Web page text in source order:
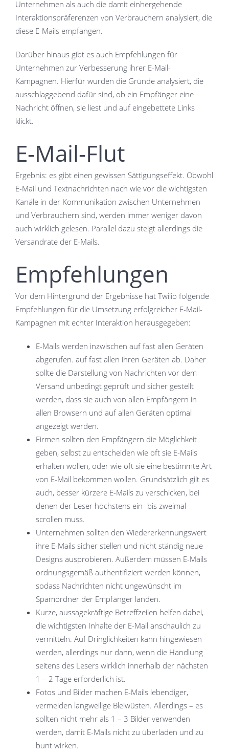
Unternehmen als auch die damit einhergehende
Interaktionspräferenzen von Verbrauchern analysiert, die
diese E-Mails empfangen.
Darüber hinaus gibt es auch Empfehlungen für
Unternehmen zur Verbesserung ihrer E-Mail-
Kampagnen. Hierfür wurden die Gründe analysiert, die
ausschlaggebend dafür sind, ob ein Empfänger eine
Nachricht öffnen, sie liest und auf eingebettete Links
klickt.
E-Mail-Flut
Ergebnis: es gibt einen gewissen Sättigungseffekt. Obwohl
E-Mail und Textnachrichten nach wie vor die wichtigsten
Kanäle in der Kommunikation zwischen Unternehmen
und Verbrauchern sind, werden immer weniger davon
auch wirklich gelesen. Parallel dazu steigt allerdings die
Versandrate der E-Mails.
Empfehlungen
Vor dem Hintergrund der Ergebnisse hat Twilio folgende
Empfehlungen für die Umsetzung erfolgreicher E-Mail-
Kampagnen mit echter Interaktion herausgegeben:
E-Mails werden inzwischen auf fast allen Geräten
abgerufen. auf fast allen ihren Geräten ab. Daher
sollte die Darstellung von Nachrichten vor dem
Versand unbedingt geprüft und sicher gestellt
werden, dass sie auch von allen Empfängern in
allen Browsern und auf allen Geräten optimal
angezeigt werden.
Firmen sollten den Empfängern die Möglichkeit
geben, selbst zu entscheiden wie oft sie E-Mails
erhalten wollen, oder wie oft sie eine bestimmte Art
von E-Mail bekommen wollen. Grundsätzlich gilt es
auch, besser kürzere E-Mails zu verschicken, bei
denen der Leser höchstens ein- bis zweimal
scrollen muss.
Unternehmen sollten den Wiedererkennungswert
ihre E-Mails sicher stellen und nicht ständig neue
Designs ausprobieren. Außerdem müssen E-Mails
ordnungsgemäß authentifiziert werden können,
sodass Nachrichten nicht ungewünscht im
Spamordner der Empfänger landen.
Kurze, aussagekräftige Betreffzeilen helfen dabei,
die wichtigsten Inhalte der E-Mail anschaulich zu
vermitteln. Auf Dringlichkeiten kann hingewiesen
werden, allerdings nur dann, wenn die Handlung
seitens des Lesers wirklich innerhalb der nächsten
1 – 2 Tage erforderlich ist.
Fotos und Bilder machen E-Mails lebendiger,
vermeiden langweilige Bleiwüsten. Allerdings – es
sollten nicht mehr als 1 – 3 Bilder verwenden
werden, damit E-Mails nicht zu überladen und zu
bunt wirken.